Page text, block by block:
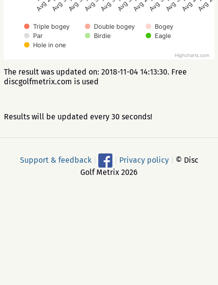
Triple bogey Double bogey
Bogey
Par
Birdie
Eagle
Hole in one
Highcharts.com
The result was updated on: 2018-11-04 14:13:30. Free
discgolfmetrix.com is used
Results will be updated every 30 seconds!
Support & feedback Privacy policy
© Disc
Golf Metrix 2026